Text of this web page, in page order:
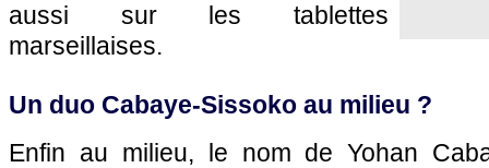
aussi sur les tablettes
marseillaises.
Un duo Cabaye-Sissoko au milieu ?
Enfin au milieu, le nom de Yohan